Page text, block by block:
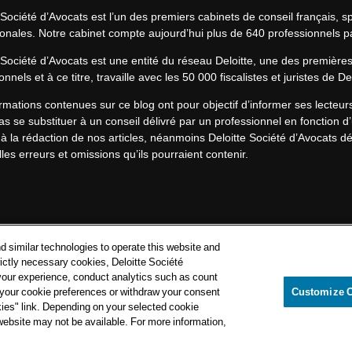
d’Avocats est l’un des premiers cabinets de conseil français,
Notre cabinet compte aujourd’hui plus de 640 professionnels
d’Avocats est une entité du réseau Deloitte, une des
et à ce titre, travaille avec les 50 000 fiscalistes et juristes de
contenues sur ce blog ont pour objectif d’informer ses
se substituer à un conseil délivré par un professionnel en fonction
la rédaction de nos articles, néanmoins Deloitte Société d’Avocats
erreurs et omissions qu’ils pourraient contenir.​
Politique de confidentialité
Mentions légales
Politique de cookies
Société d’Avocats. Une entité du réseau Deloitte.
similar technologies to operate this website and
necessary cookies, Deloitte Société
experience, conduct analytics such as count
cookie preferences or withdraw your consent
link. Depending on your selected cookie
may not be available. For more information,
Customize